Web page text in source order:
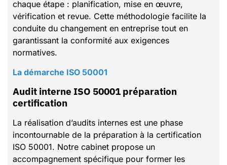
chaque étape : planification, mise en œuvre,
vérification et revue. Cette méthodologie facilite la
conduite du changement en entreprise tout en
garantissant la conformité aux exigences
normatives.
La démarche ISO 50001
Audit interne ISO 50001 préparation
certification
La réalisation d’audits internes est une phase
incontournable de la préparation à la certification
ISO 50001. Notre cabinet propose un
accompagnement spécifique pour former les